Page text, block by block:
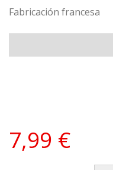
Fabricación francesa
7,99 €